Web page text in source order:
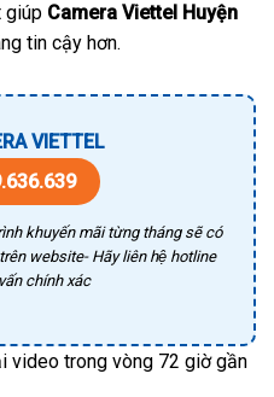
giúp Camera Viettel Huyện
tin cậy hơn.
VIETTEL
khuyến mãi từng tháng sẽ có
website- Hãy liên hệ hotline
chính xác
video trong vòng 72 giờ gần